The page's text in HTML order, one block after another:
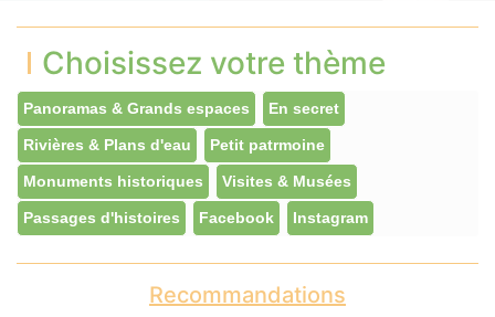
Choisissez votre thème
Panoramas & Grands espaces En secret
Rivières & Plans d'eau Petit patrmoine
Monuments historiques Visites & Musées
Passages d'histoires Facebook Instagram
Recommandations